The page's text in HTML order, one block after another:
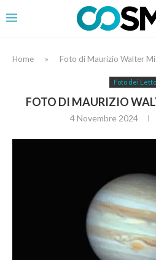
Home » Foto di Maurizio Walter
Foto dei
FOTO DI MAURIZIO
4 Novembre 2024